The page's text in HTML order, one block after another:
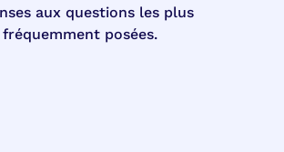
aux questions les plus
fréquemment posées.